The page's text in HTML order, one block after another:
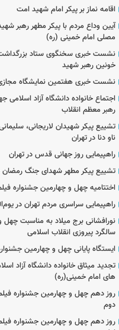
اقامه نماز بر پیکر امام شهید امت
آیین وداع مردم با پیکر مطهر رهبر
مصلی امام خمینی (ره)
نشست خبری سخنگوی ستاد
خونین رهبر شهید
نشست خبری هفتمین نمایشگاه
اجتماع خانواده دانشگاه آزاد اسلامی
رهبر معظم انقلاب
تشییع پیکر شهیدان لاریجانی،
ناو دنا در تهران
راهپیمایی روز جهانی قدس در تهران
تشییع پیکر مطهر شهدای جنگ رمضان
اختتامیه چهل و چهارمین جشنواره
راهپیمایی سراسری مردم تهران در یوم‌الله ۲۲
نورافشانی برج میلاد به مناسبت
سالگرد پیروزی انقلاب اسلامی
ایستگاه پایانی چهل و چهارمین
تجدید میثاق خانواده دانشگاه آزاد
های امام خمینی(ره)
روز دهم چهل و چهارمین جشنواره
دوم
روز دهم چهل و چهارمین جشنواره